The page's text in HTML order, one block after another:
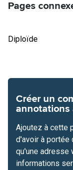
Pages
Diploïde
Créer un
annotations
Ajoutez à cette
d'avoir à portée
qu'une adresse
informations